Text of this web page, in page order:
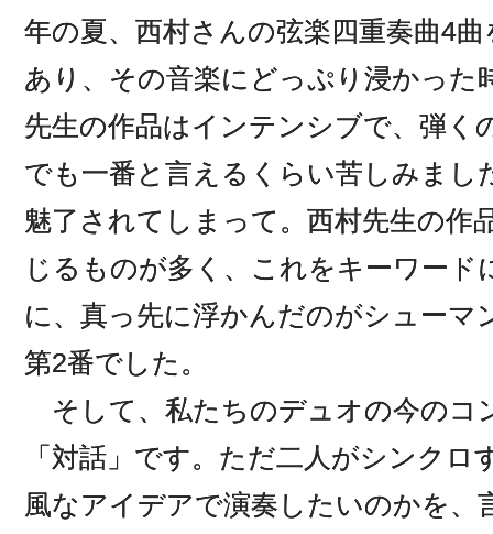
年の夏、西村さんの弦楽四重奏曲4
あり、その音楽にどっぷり浸かった
先生の作品はインテンシブで、弾く
でも一番と言えるくらい苦しみまし
魅了されてしまって。西村先生の作
じるものが多く、これをキーワード
に、真っ先に浮かんだのがシューマ
第2番でした。
そして、私たちのデュオの今のコ
「対話」です。ただ二人がシンク
風なアイデアで演奏したいのかを、